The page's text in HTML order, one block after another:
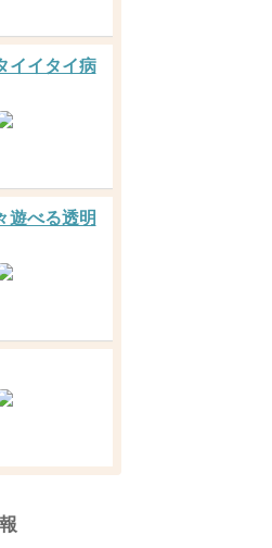
イイタイ病
遊べる透明